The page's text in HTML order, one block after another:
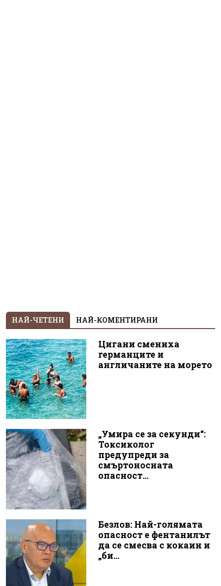
НАЙ-ЧЕТЕНИ НАЙ-КОМЕНТИРАНИ
Цигани смениха
германците и
англичаните на морето
„Умира се за секунди“:
Токсиколог
предупреди за
смъртоносната
опасност...
Безлов: Най-голямата
опасност е фентанилът
да се смесва с кокаин и
„би...